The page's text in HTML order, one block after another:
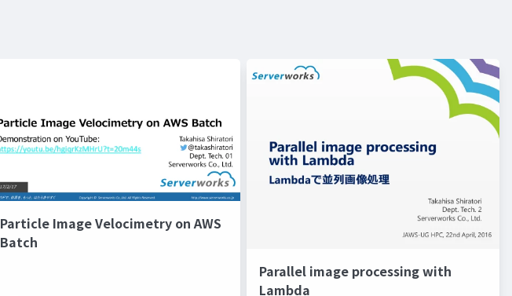
Particle Image Velocimetry on AWS
Batch
Parallel image processing with
Lambda